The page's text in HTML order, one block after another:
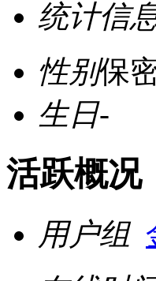
统计信
性别保
生日-
活跃概况
用户组